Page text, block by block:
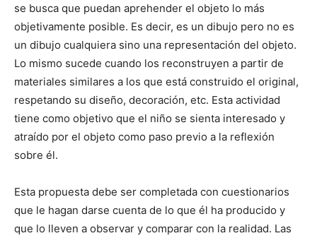
se busca que puedan aprehender el objeto lo más
objetivamente posible. Es decir, es un dibujo pero no es
un dibujo cualquiera sino una representación del objeto.
Lo mismo sucede cuando los reconstruyen a partir de
materiales similares a los que está construido el original,
respetando su diseño, decoración, etc. Esta actividad
tiene como objetivo que el niño se sienta interesado y
atraído por el objeto como paso previo a la reflexión
sobre él.
Esta propuesta debe ser completada con cuestionarios
que le hagan darse cuenta de lo que él ha producido y
que lo lleven a observar y comparar con la realidad. Las